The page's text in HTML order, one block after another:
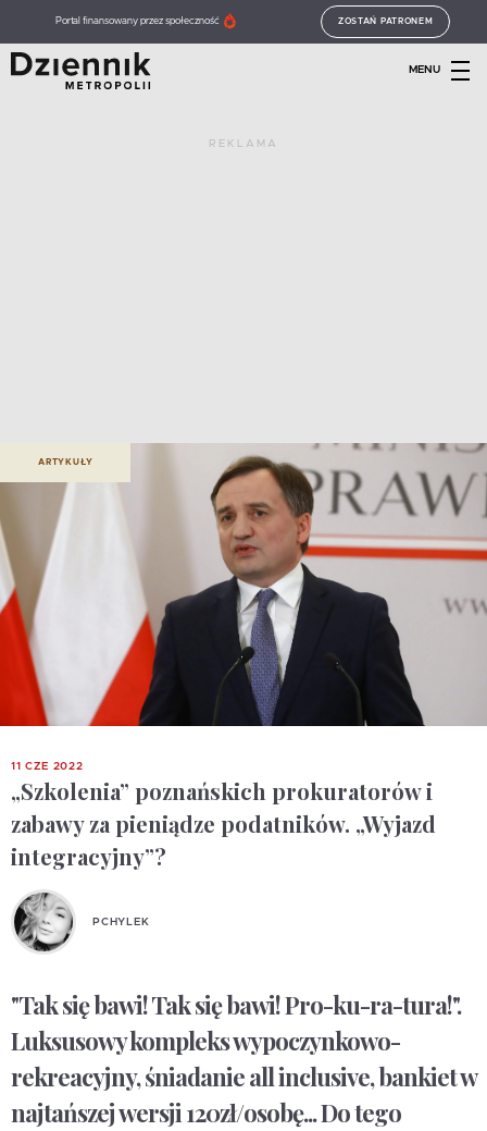
Portal finansowany przez społeczność ZOSTAŃ PATRONEM
MENU
REKLAMA
ARTYKUŁY
11 CZE 2022
„Szkolenia” poznańskich prokuratorów i
zabawy za pieniądze podatników. „Wyjazd
integracyjny”?
PCHYLEK
"Tak się bawi! Tak się bawi! Pro-ku-ra-tura!".
Luksusowy kompleks wypoczynkowo-
rekreacyjny, śniadanie all inclusive, bankiet w
najtańszej wersji 120zł/osobę... Do tego